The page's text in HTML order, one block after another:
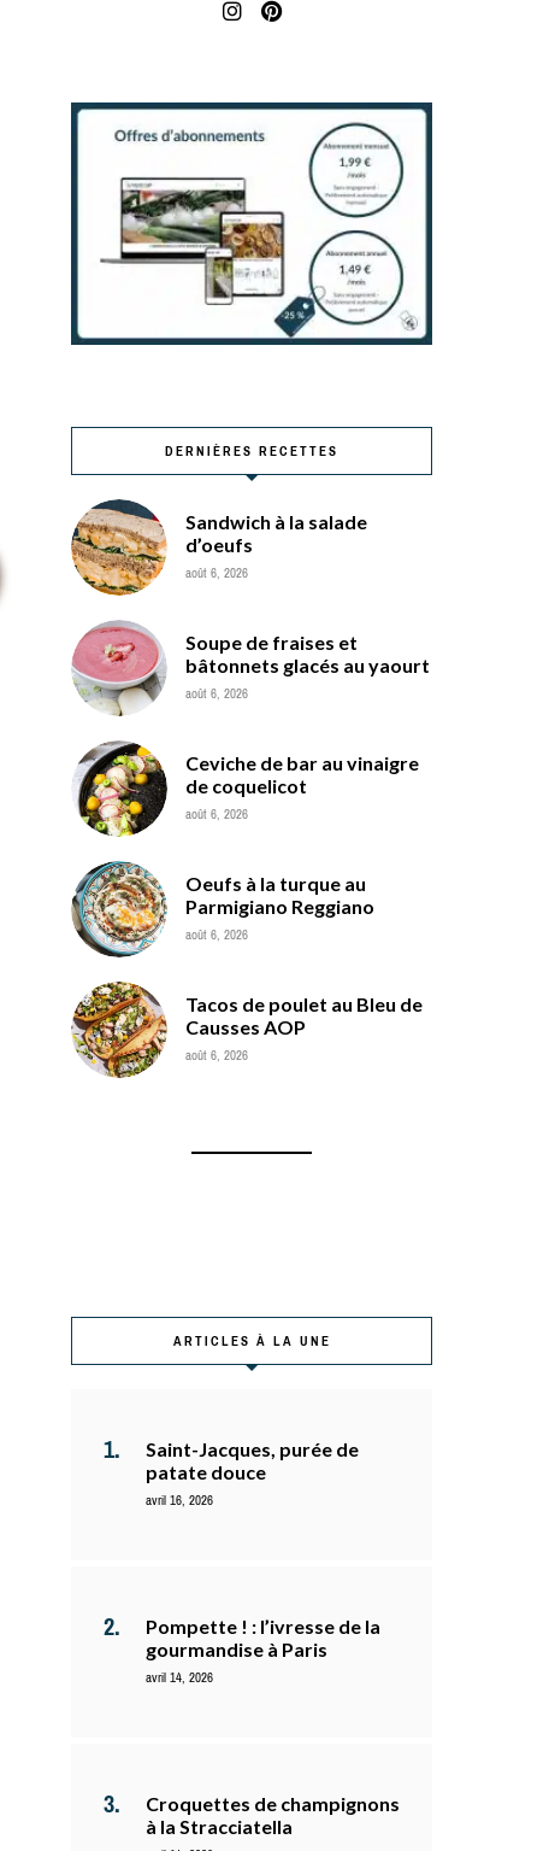
DERNIÈRES RECETTES
Sandwich à la salade
d’oeufs
août 6, 2026
Soupe de fraises et
bâtonnets glacés au yaourt
août 6, 2026
Ceviche de bar au vinaigre
de coquelicot
août 6, 2026
Oeufs à la turque au
Parmigiano Reggiano
août 6, 2026
Tacos de poulet au Bleu de
Causses AOP
août 6, 2026
ARTICLES À LA UNE
Saint-Jacques, purée de
patate douce
avril 16, 2026
Pompette ! : l’ivresse de la
gourmandise à Paris
avril 14, 2026
Croquettes de champignons
à la Stracciatella